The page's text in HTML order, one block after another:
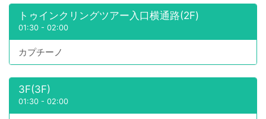
トゥインクリングツアー入口横通路(2F)
01:30 - 02:00
カプチーノ
3F(3F)
01:30 - 02:00